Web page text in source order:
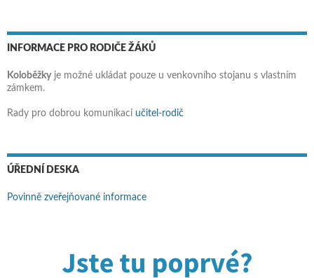
INFORMACE PRO RODIČE ŽÁKŮ
Koloběžkyje možné ukládat pouze u venkovního stojanu s vlastním
zámkem.
Rady pro dobrou komunikaci učitel-rodič
ÚŘEDNÍ DESKA
Povinně zveřejňované informace